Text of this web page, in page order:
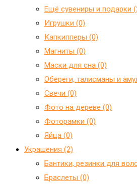
Ещё сувениры и подарки
Игрушки (0)
Капкипперы (0)
Магниты (0)
Маски для сна (0)
Обереги, талисманы и
Свечи (0)
Фото на дереве (0)
Фоторамки (0)
Яйца (0)
Украшения (2)
Бантики, резинки для
Браслеты (0)